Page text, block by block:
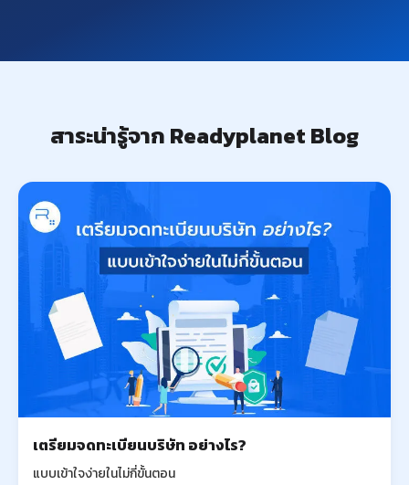
สาระน่ารู้จาก Readyplanet Blog
เตรียมจดทะเบียนบริษัท อย่างไร?
แบบเข้าใจง่ายในไม่กี่ขั้นตอน